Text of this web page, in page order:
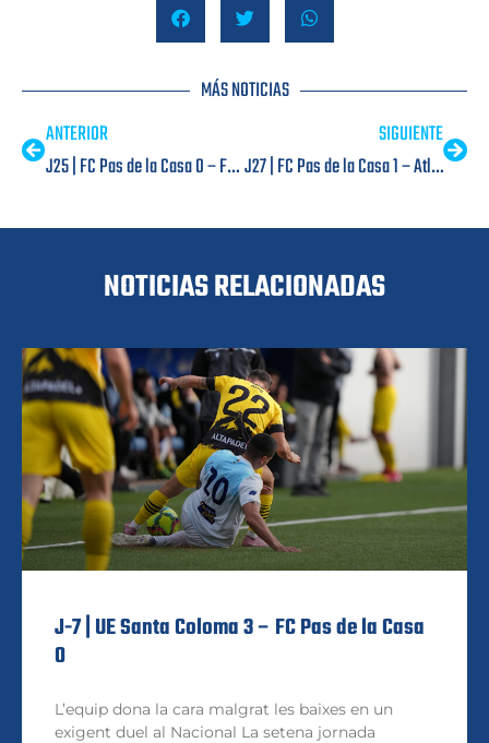
MÁS NOTICIAS
ANTERIOR
J25 | FC Pas de la Casa 0 – FC Penya Encarnada 2
SIGUIENTE
J27 | FC Pas de la Casa 1 – Atlètic Club Escaldes 5
NOTICIAS RELACIONADAS
J-7 | UE Santa Coloma 3 – FC Pas de la Casa
0
L’equip dona la cara malgrat les baixes en un
exigent duel al Nacional La setena jornada